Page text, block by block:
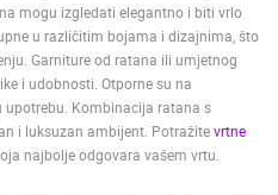
UŽIVO
mogu izgledati elegantno i biti vrlo
u različitim bojama i dizajnima, što
Garniture od ratana ili umjetnog
i udobnosti. Otporne su na
upotrebu. Kombinacija ratana s
i luksuzan ambijent. Potražitevrtne
najbolje odgovara vašem vrtu.